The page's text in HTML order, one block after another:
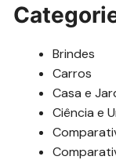
Brindes
Carros
Casa e
Ciência e